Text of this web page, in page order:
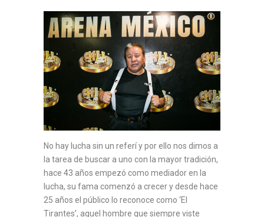
No hay lucha sin un referí y por ello nos dimos a
la tarea de buscar a uno con la mayor tradición,
hace 43 años empezó como mediador en la
lucha, su fama comenzó a crecer y desde hace
25 años el público lo reconoce como ‘El
Tirantes’, aquel hombre que siempre viste